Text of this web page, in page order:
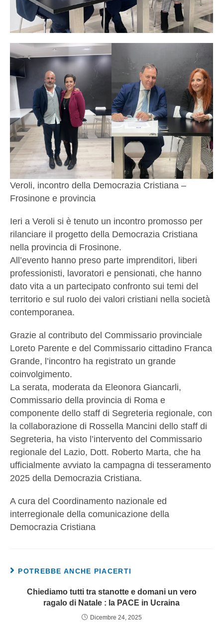
Veroli, incontro della Democrazia Cristiana –
Frosinone e provincia
Ieri a Veroli si è tenuto un incontro promosso per
rilanciare il progetto della Democrazia Cristiana
nella provincia di Frosinone.
All’evento hanno preso parte imprenditori, liberi
professionisti, lavoratori e pensionati, che hanno
dato vita a un partecipato confronto sui temi del
territorio e sul ruolo dei valori cristiani nella società
contemporanea.
Grazie al contributo del Commissario provinciale
Loreto Parente e del Commissario cittadino Franca
Grande, l’incontro ha registrato un grande
coinvolgimento.
La serata, moderata da Eleonora Giancarli,
Commissario della provincia di Roma e
componente dello staff di Segreteria regionale, con
la collaborazione di Rossella Mancini dello staff di
Segreteria, ha visto l’intervento del Commissario
regionale del Lazio, Dott. Roberto Marta, che ha
ufficialmente avviato la campagna di tesseramento
2025 della Democrazia Cristiana.
A cura del Coordinamento nazionale ed
interregionale della comunicazione della
Democrazia Cristiana
POTREBBE ANCHE PIACERTI
Chiediamo tutti tra stanotte e domani un vero
ragalo di Natale : la PACE in Ucraina
Dicembre 24, 2025